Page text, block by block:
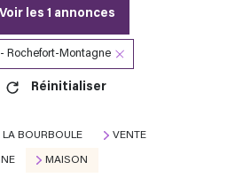
Voir les 1 annonces
Rochefort-Montagne
Réinitialiser
LA BOURBOULE VENTE
MAISON